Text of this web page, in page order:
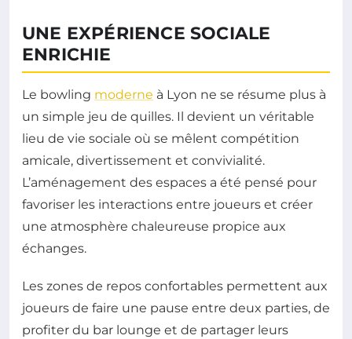
UNE EXPÉRIENCE SOCIALE
ENRICHIE
Le bowling moderne à Lyon ne se résume plus à
un simple jeu de quilles. Il devient un véritable
lieu de vie sociale où se mêlent compétition
amicale, divertissement et convivialité.
L’aménagement des espaces a été pensé pour
favoriser les interactions entre joueurs et créer
une atmosphère chaleureuse propice aux
échanges.
Les zones de repos confortables permettent aux
joueurs de faire une pause entre deux parties, de
profiter du bar lounge et de partager leurs